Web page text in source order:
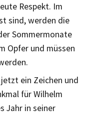
Respekt. Im
sind, werden die
Sommermonate
Opfer und müssen
ein Zeichen und
für Wilhelm
Jahr in seiner